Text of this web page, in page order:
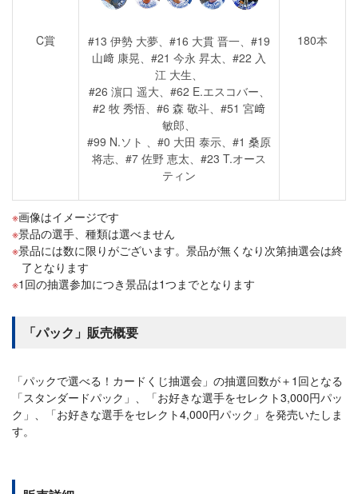
C賞
#13 伊勢 大夢、#16 大貫 晋一、#19
山﨑 康晃、#21 今永 昇太、#22 入
江 大生、
#26 濵口 遥大、#62 E.エスコバー、
#2 牧 秀悟、#6 森 敬斗、#51 宮﨑
敏郎、
#99 N.ソト 、#0 大田 泰示、#1 桑原
将志、#7 佐野 恵太、#23 T.オース
ティン
180本
画像はイメージです
景品の選手、種類は選べません
景品には数に限りがございます。景品が無くなり次第抽選会は終
了となります
1回の抽選参加につき景品は1つまでとなります
「パック」販売概要
「パックで選べる！カードくじ抽選会」の抽選回数が＋1回となる
「スタンダードパック」、「お好きな選手をセレクト3,000円パッ
ク」、「お好きな選手をセレクト4,000円パック」を発売いたしま
す。